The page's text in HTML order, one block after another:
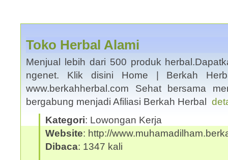
Toko Herbal Alami
Menjual lebih dari 500 produk
ngenet. Klik disini Home | Berkah
www.berkahherbal.com Sehat bersama
bergabung menjadi Afiliasi Berkah Herbal
Kategori: Lowongan Kerja
Website: http://
Dibaca: 1347 kali